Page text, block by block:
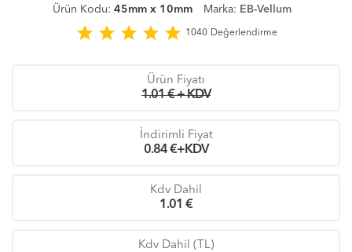
Ürün Kodu: 45mm x 10mm Marka: EB-Vellum
star star star star star 1040 Değerlendirme
Ürün Fiyatı
1.01 € + KDV
İndirimli Fiyat
0.84€+KDV
Kdv Dahil
1.01 €
Kdv Dahil (TL)